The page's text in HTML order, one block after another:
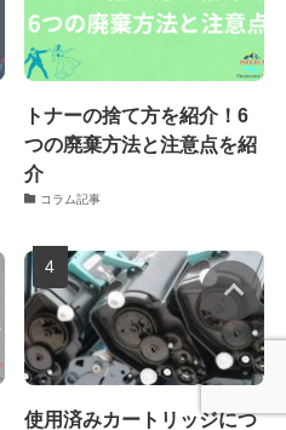
トナーの捨て方を紹介！6
つの廃棄方法と注意点を紹
介
コラム記事
使用済みカートリッジにつ